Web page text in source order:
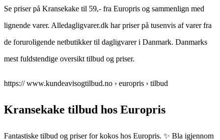
Se priser på Kransekake til 59,- fra Europris og sammenlign med
lignende varer. Alledagligvarer.dk har priser på tusenvis af varer fra
de foruroligende netbutikker til dagligvarer i Danmark. Danmarks
mest fuldstendige oversikt tilbud og priser.
https:// www.kundeavisogtilbud.no › europris › tilbud
Kransekake tilbud hos Europris
Fantastiske tilbud og priser for kokos hos Europris. ✨ Bla igjennom